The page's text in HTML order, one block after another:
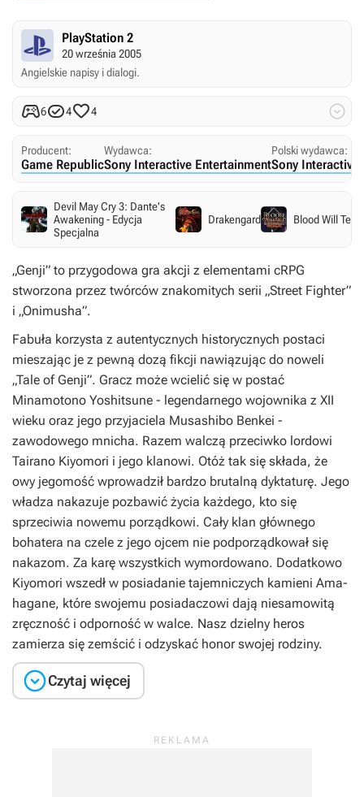
PlayStation 2
20 września 2005
Angielskie napisy i dialogi.
644 
Producent:
Game Republic
Wydawca:
Sony Interactive Entertainment
Polski wydawca:
Sony Interactive
Devil May Cry 3: Dante's
Awakening - Edycja
Specjalna
Drakengard Blood Will Tell
„Genji” to przygodowa gra akcji z elementami cRPG
stworzona przez twórców znakomitych serii „Street Fighter”
i „Onimusha”.
Fabuła korzysta z autentycznych historycznych postaci
mieszając je z pewną dozą fikcji nawiązując do noweli
„Tale of Genji”. Gracz może wcielić się w postać
Minamotono Yoshitsune - legendarnego wojownika z XII
wieku oraz jego przyjaciela Musashibo Benkei -
zawodowego mnicha. Razem walczą przeciwko lordowi
Tairano Kiyomori i jego klanowi. Otóż tak się składa, że
owy jegomość wprowadził bardzo brutalną dyktaturę. Jego
władza nakazuje pozbawić życia każdego, kto się
sprzeciwia nowemu porządkowi. Cały klan głównego
bohatera na czele z jego ojcem nie podporządkował się
nakazom. Za karę wszystkich wymordowano. Dodatkowo
Kiyomori wszedł w posiadanie tajemniczych kamieni Ama-
hagane, które swojemu posiadaczowi dają niesamowitą
zręczność i odporność w walce. Nasz dzielny heros
zamierza się zemścić i odzyskać honor swojej rodziny.
Czytaj więcej